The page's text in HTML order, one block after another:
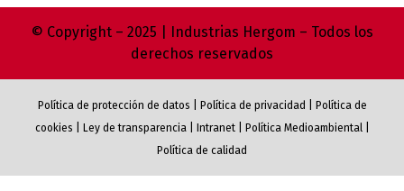
© Copyright – 2025 | Industrias Hergom – Todos los
derechos reservados
Política de protección de datos Política de privacidad
Política de
cookies
Ley de transparencia| Intranet| Política Medioambiental|
Política de calidad